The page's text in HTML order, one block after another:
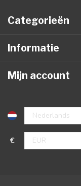
Categorieën
Informatie
Mijn account
€